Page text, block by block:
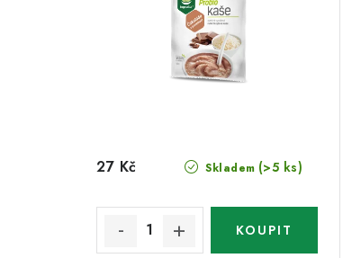
Skladem (>5 ks)
27 Kč